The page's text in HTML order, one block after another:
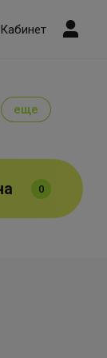
Кабинет
еще
0